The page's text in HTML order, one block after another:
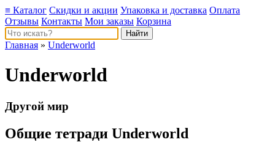
≡ Каталог Скидки и акции Упаковка и доставка Оплата
Отзывы Контакты Мои заказы Корзина
Главная » Underworld
Underworld
Другой мир
Общие тетради Underworld